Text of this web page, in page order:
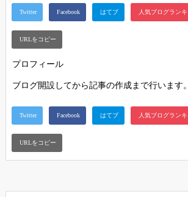
プロフィール
ブログ開設してから記事の作成まで行います。